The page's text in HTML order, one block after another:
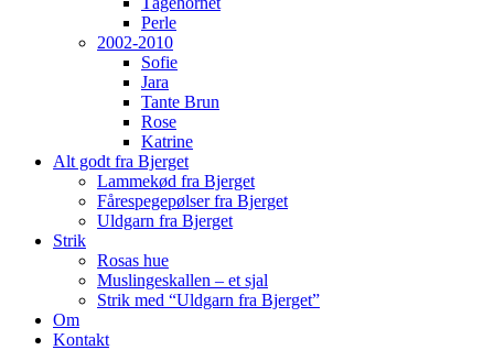
Perle
2002-2010
Sofie
Jara
Tante Brun
Rose
Katrine
Alt godt fra Bjerget
Lammekød fra Bjerget
Fårespegepølser fra Bjerget
Uldgarn fra Bjerget
Strik
Rosas hue
Muslingeskallen – et sjal
Strik med “Uldgarn fra Bjerget”
Om
Kontakt